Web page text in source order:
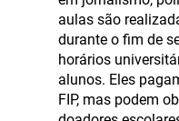
aulas são
durante o fim de
horários
alunos. Eles
FIP, mas podem